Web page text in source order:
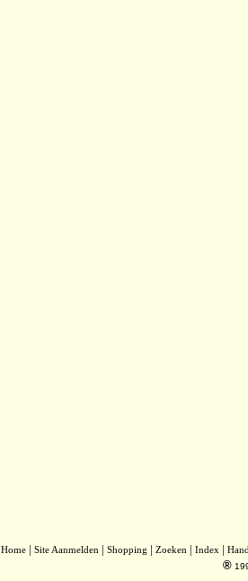
Home | Site Aanmelden | Shopping | Zoeken | Index |
®